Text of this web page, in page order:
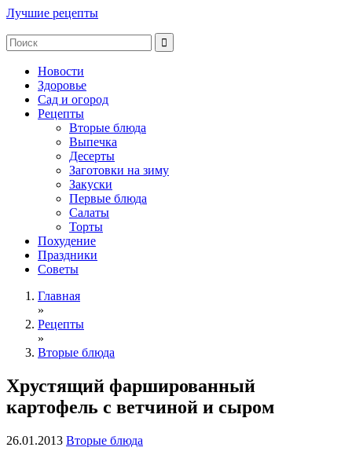
Лучшие рецепты
Новости
Здоровье
Сад и огород
Рецепты
Вторые блюда
Выпечка
Десерты
Заготовки на зиму
Закуски
Первые блюда
Салаты
Торты
Похудение
Праздники
Советы
Главная
»
Рецепты
»
Вторые блюда
Хрустящий фаршированный
картофель с ветчиной и сыром
26.01.2013 Вторые блюда